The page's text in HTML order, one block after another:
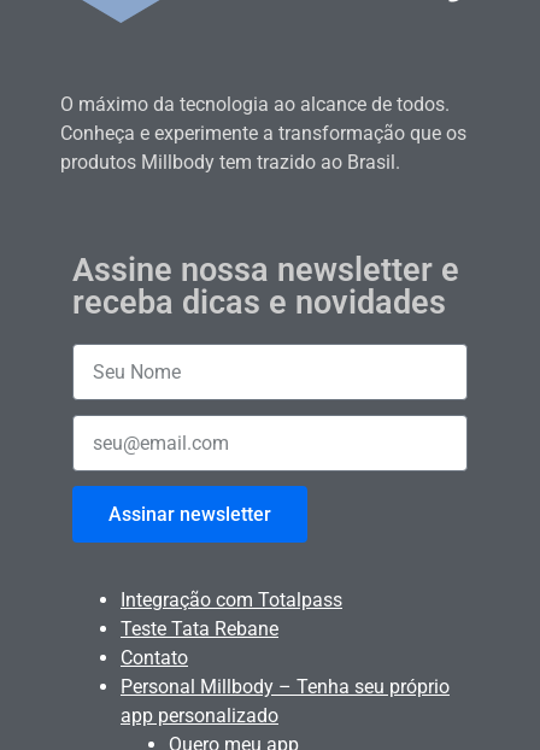
O máximo da tecnologia ao alcance de todos.
Conheça e experimente a transformação que os
produtos Millbody tem trazido ao Brasil.
Assine nossa newsletter e
receba dicas e novidades
Assinar newsletter
Integração com Totalpass
Teste Tata Rebane
Contato
Personal Millbody – Tenha seu próprio
app personalizado
Quero meu app